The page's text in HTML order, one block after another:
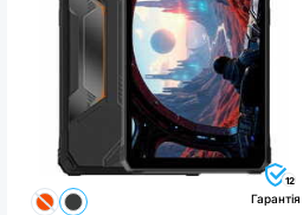
12
Гарантія